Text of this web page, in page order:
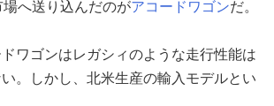
へ送り込んだのがアコードワゴンだ。
ワゴンはレガシィのような走行性能は
。しかし、北米生産の輸入モデルとい